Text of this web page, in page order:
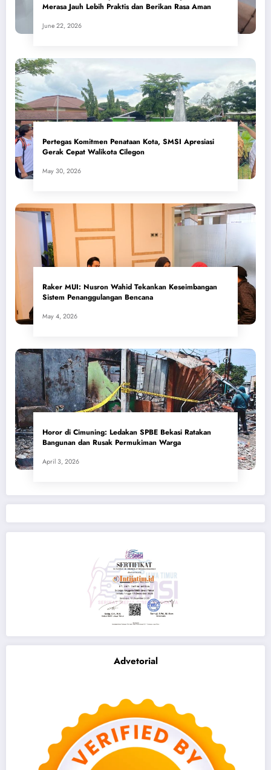
Merasa Jauh Lebih Praktis dan Berikan Rasa Aman
June 22, 2026
Pertegas Komitmen Penataan Kota, SMSI Apresiasi
Gerak Cepat Walikota Cilegon
May 30, 2026
​Raker MUI: Nusron Wahid Tekankan Keseimbangan
Sistem Penanggulangan Bencana
May 4, 2026
Horor di Cimuning: Ledakan SPBE Bekasi Ratakan
Bangunan dan Rusak Permukiman Warga
April 3, 2026
Advetorial